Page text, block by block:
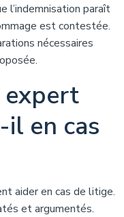
l’indemnisation paraît
est contestée.
nécessaires
expert
en cas
aider en cas de litige.
et argumentés.